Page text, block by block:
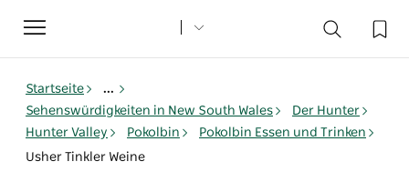
Toggle
navigation
Startseite
...
Sehenswürdigkeiten in New South Wales
Der Hunter
Hunter Valley
Pokolbin
Pokolbin Essen und Trinken
Usher Tinkler Weine